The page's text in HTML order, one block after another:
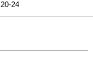
20-24